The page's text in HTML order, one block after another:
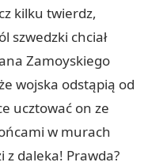
kilku twierdz,
szwedzki chciał
Zamoyskiego
wojska odstąpią od
ucztować on ze
w murach
z daleka! Prawda?